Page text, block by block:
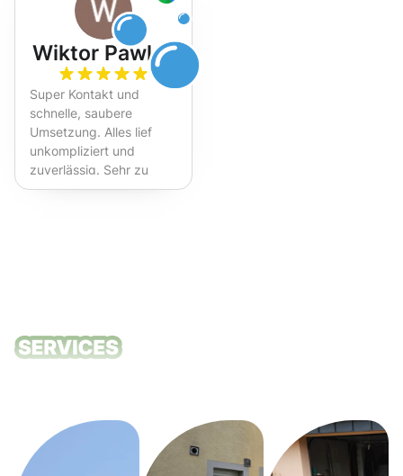
Wiktor Pawlak
Super Kontakt und
schnelle, saubere
Umsetzung. Alles lief
unkompliziert und
zuverlässig. Sehr zu
empfehlen!